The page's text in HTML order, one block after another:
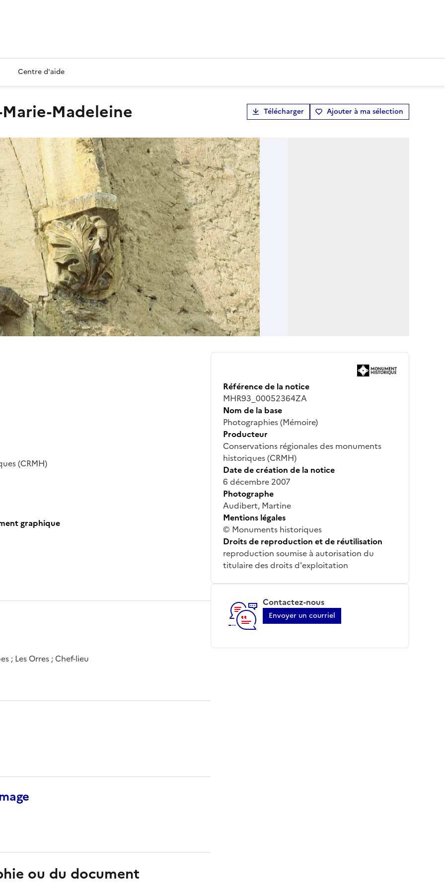
Centre d'aide
Marie-Madeleine Télécharger Ajouter à ma sélection
(CRMH)
graphique
; Les Orres ; Chef-lieu
ou du document
Référence de la notice
MHR93_00052364ZA
Nom de la base
Photographies (Mémoire)
Producteur
Conservations régionales des monuments
historiques (CRMH)
Date de création de la notice
6 décembre 2007
Photographe
Audibert, Martine
Mentions légales
© Monuments historiques
Droits de reproduction et de réutilisation
reproduction soumise à autorisation du
titulaire des droits d'exploitation
Contactez-nous
Envoyer un courriel